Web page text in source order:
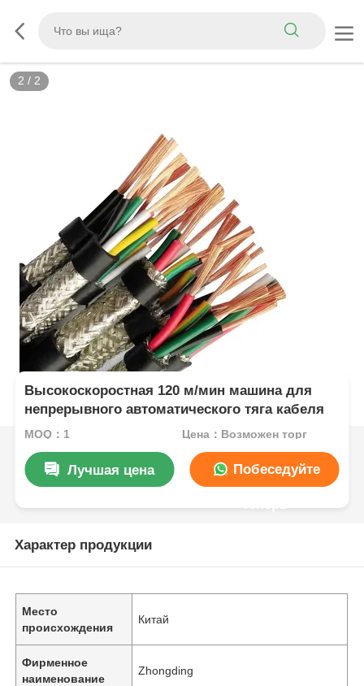
2 / 2
Высокоскоростная 120 м/мин машина для
непрерывного автоматического тяга кабеля
MOQ：1 Цена：Возможен торг
Лучшая цена Побеседуйте
Характер продукции
Место
происхождения
Китай
Фирменное
наименование
Zhongding